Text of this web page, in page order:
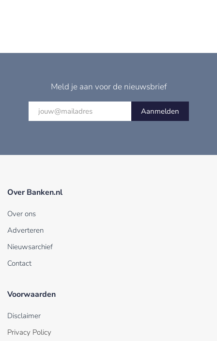
Meld je aan voor de nieuwsbrief
Aanmelden
Over Banken.nl
Over ons
Adverteren
Nieuwsarchief
Contact
Voorwaarden
Disclaimer
Privacy Policy